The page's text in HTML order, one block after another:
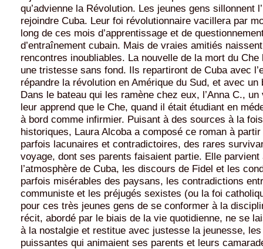
qu’advienne la Révolution. Les jeunes gens sillonnent
rejoindre Cuba. Leur foi révolutionnaire vacillera par
long de ces mois d’apprentissage et de
d’entraînement cubain. Mais de vraies amitiés
rencontres inoubliables. La nouvelle de la mort du Che
une tristesse sans fond. Ils repartiront de Cuba avec
répandre la révolution en Amérique du Sud, et avec un
Dans le bateau qui les ramène chez eux, l’Anna C.,
leur apprend que le Che, quand il était étudiant en
à bord comme infirmier. Puisant à des sources à la
historiques, Laura Alcoba a composé ce roman à
parfois lacunaires et contradictoires, des rares
voyage, dont ses parents faisaient partie. Elle parvient
l’atmosphère de Cuba, les discours de Fidel et les
parfois misérables des paysans, les contradictions
communiste et les préjugés sexistes (ou la foi
pour ces très jeunes gens de se conformer à la
récit, abordé par le biais de la vie quotidienne, ne se
à la nostalgie et restitue avec justesse la jeunesse,
puissantes qui animaient ses parents et leurs